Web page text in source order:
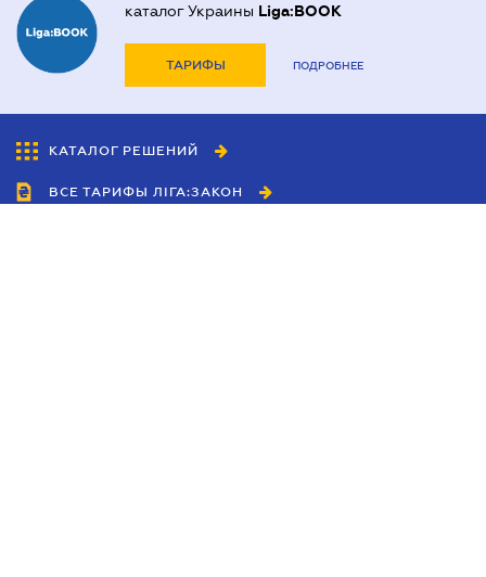
каталог Украины Liga:BOOK
ТАРИФЫ ПОДРОБНЕЕ
КАТАЛОГ РЕШЕНИЙ
ВСЕ ТАРИФЫ ЛІГА:ЗАКОН